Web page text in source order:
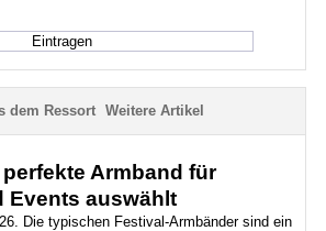
Weitere Artikel
Armband für
Events auswählt
Die typischen Festival-Armbänder sind ein